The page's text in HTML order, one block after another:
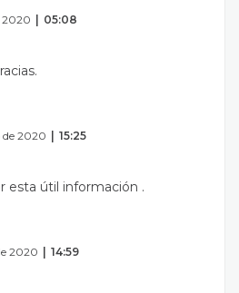
2020 05:08
2020 15:25
esta útil información .
2020 14:59